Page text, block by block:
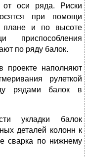
оси ряда. Риски
при помощи
плане и по высоте
приспособления
по ряду балок.
проекте наполняют
рулеткой
рядами балок в
укладки балок
деталей колонн к
сварка по нижнему